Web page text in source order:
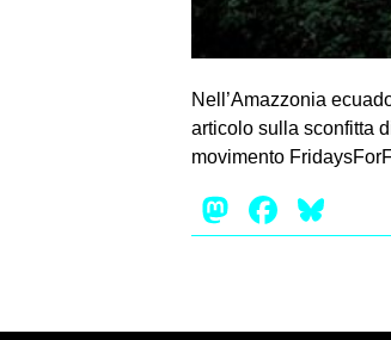
Nell’Amazzonia
articolo sulla sconfitta
movimento
Mastodon